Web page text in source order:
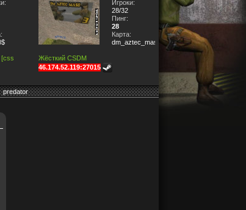
[css
Игроки:
28/32
Пинг:
28
Карта:
dm_aztec_maso3
Жёсткий CSDM
46.174.52.119:27015
predator